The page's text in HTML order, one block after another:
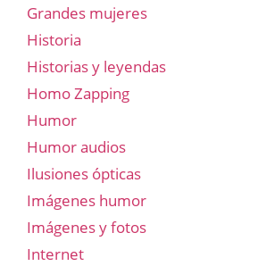
Grandes mujeres
Historia
Historias y leyendas
Homo Zapping
Humor
Humor audios
Ilusiones ópticas
Imágenes humor
Imágenes y fotos
Internet